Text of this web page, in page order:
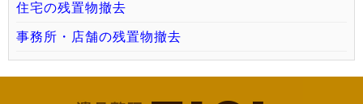
住宅の残置物撤去
事務所・店舗の残置物撤去